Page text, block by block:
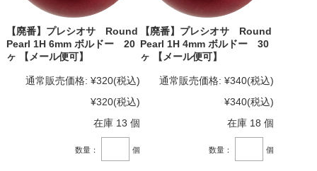
【廃番】プレシオサ Round
Pearl 1H 6mm ボルドー 20
ヶ 【メール便可】
通常販売価格: ¥320(税込)
¥320(税込)
在庫 13 個
数量： 個
【廃番】プレシオサ Round
Pearl 1H 4mm ボルドー 30
ヶ 【メール便可】
通常販売価格: ¥340(税込)
¥340(税込)
在庫 18 個
数量： 個